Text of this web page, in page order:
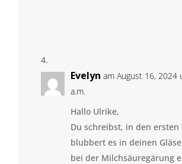
Evelyn am August 16, 2024
a.m.
Hallo Ulrike,
Du schreibst, in den ersten
blubbert es in deinen
bei der Milchsäuregärung